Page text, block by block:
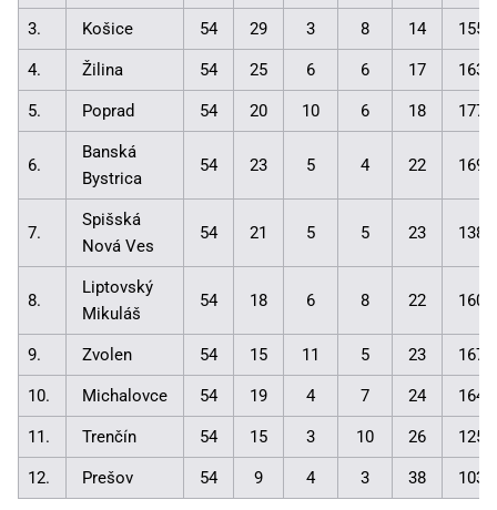
3. Košice 54 29 3 8 14
4. Žilina 54 25 6 6 17
5. Poprad 54 20 10 6 18
6.
Banská
Bystrica
54 23 5 4 22
7.
Spišská
Nová Ves
54 21 5 5 23
8.
Liptovský
Mikuláš
54 18 6 8 22
9. Zvolen 54 15 11 5 23
10. Michalovce 54 19 4 7 24
11. Trenčín 54 15 3 10 26
12. Prešov 54 9 4 3 38